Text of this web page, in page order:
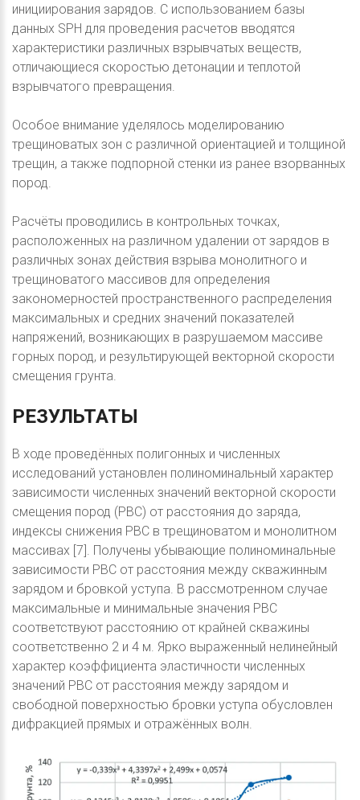
инициирования зарядов. С использованием базы
данных SPH для проведения расчетов вводятся
характеристики различных взрывчатых веществ,
отличающиеся скоростью детонации и теплотой
взрывчатого превращения.
Особое внимание уделялось моделированию
трещиноватых зон с различной ориентацией и толщиной
трещин, а также подпорной стенки из ранее взорванных
пород.
Расчёты проводились в контрольных точках,
расположенных на различном удалении от зарядов в
различных зонах действия взрыва монолитного и
трещиноватого массивов для определения
закономерностей пространственного распределения
максимальных и средних значений показателей
напряжений, возникающих в разрушаемом массиве
горных пород, и результирующей векторной скорости
смещения грунта.
РЕЗУЛЬТАТЫ
В ходе проведённых полигонных и численных
исследований установлен полиноминальный характер
зависимости численных значений векторной скорости
смещения пород (РВС) от расстояния до заряда,
индексы снижения РВС в трещиноватом и монолитном
массивах [7]. Получены убывающие полиноминальные
зависимости РВС от расстояния между скважинным
зарядом и бровкой уступа. В рассмотренном случае
максимальные и минимальные значения РВС
соответствуют расстоянию от крайней скважины
соответственно 2 и 4 м. Ярко выраженный нелинейный
характер коэффициента эластичности численных
значений РВС от расстояния между зарядом и
свободной поверхностью бровки уступа обусловлен
дифракцией прямых и отражённых волн.